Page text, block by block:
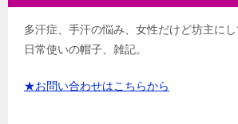
多汗症、手汗の悩み、女性だけど坊主にし
日常使いの帽子、雑記。
★お問い合わせはこちらから